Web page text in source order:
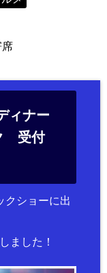
席
ィナー
受付
クショーに出
ました！